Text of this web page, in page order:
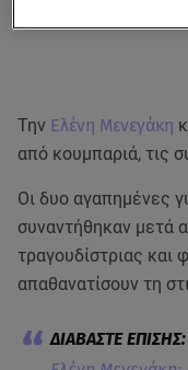
Την Ελένη Μενεγάκη
από κουμπαριά, τις
Οι δυο αγαπημένες
συναντήθηκαν μετά
τραγουδίστριας και
απαθανατίσουν τη